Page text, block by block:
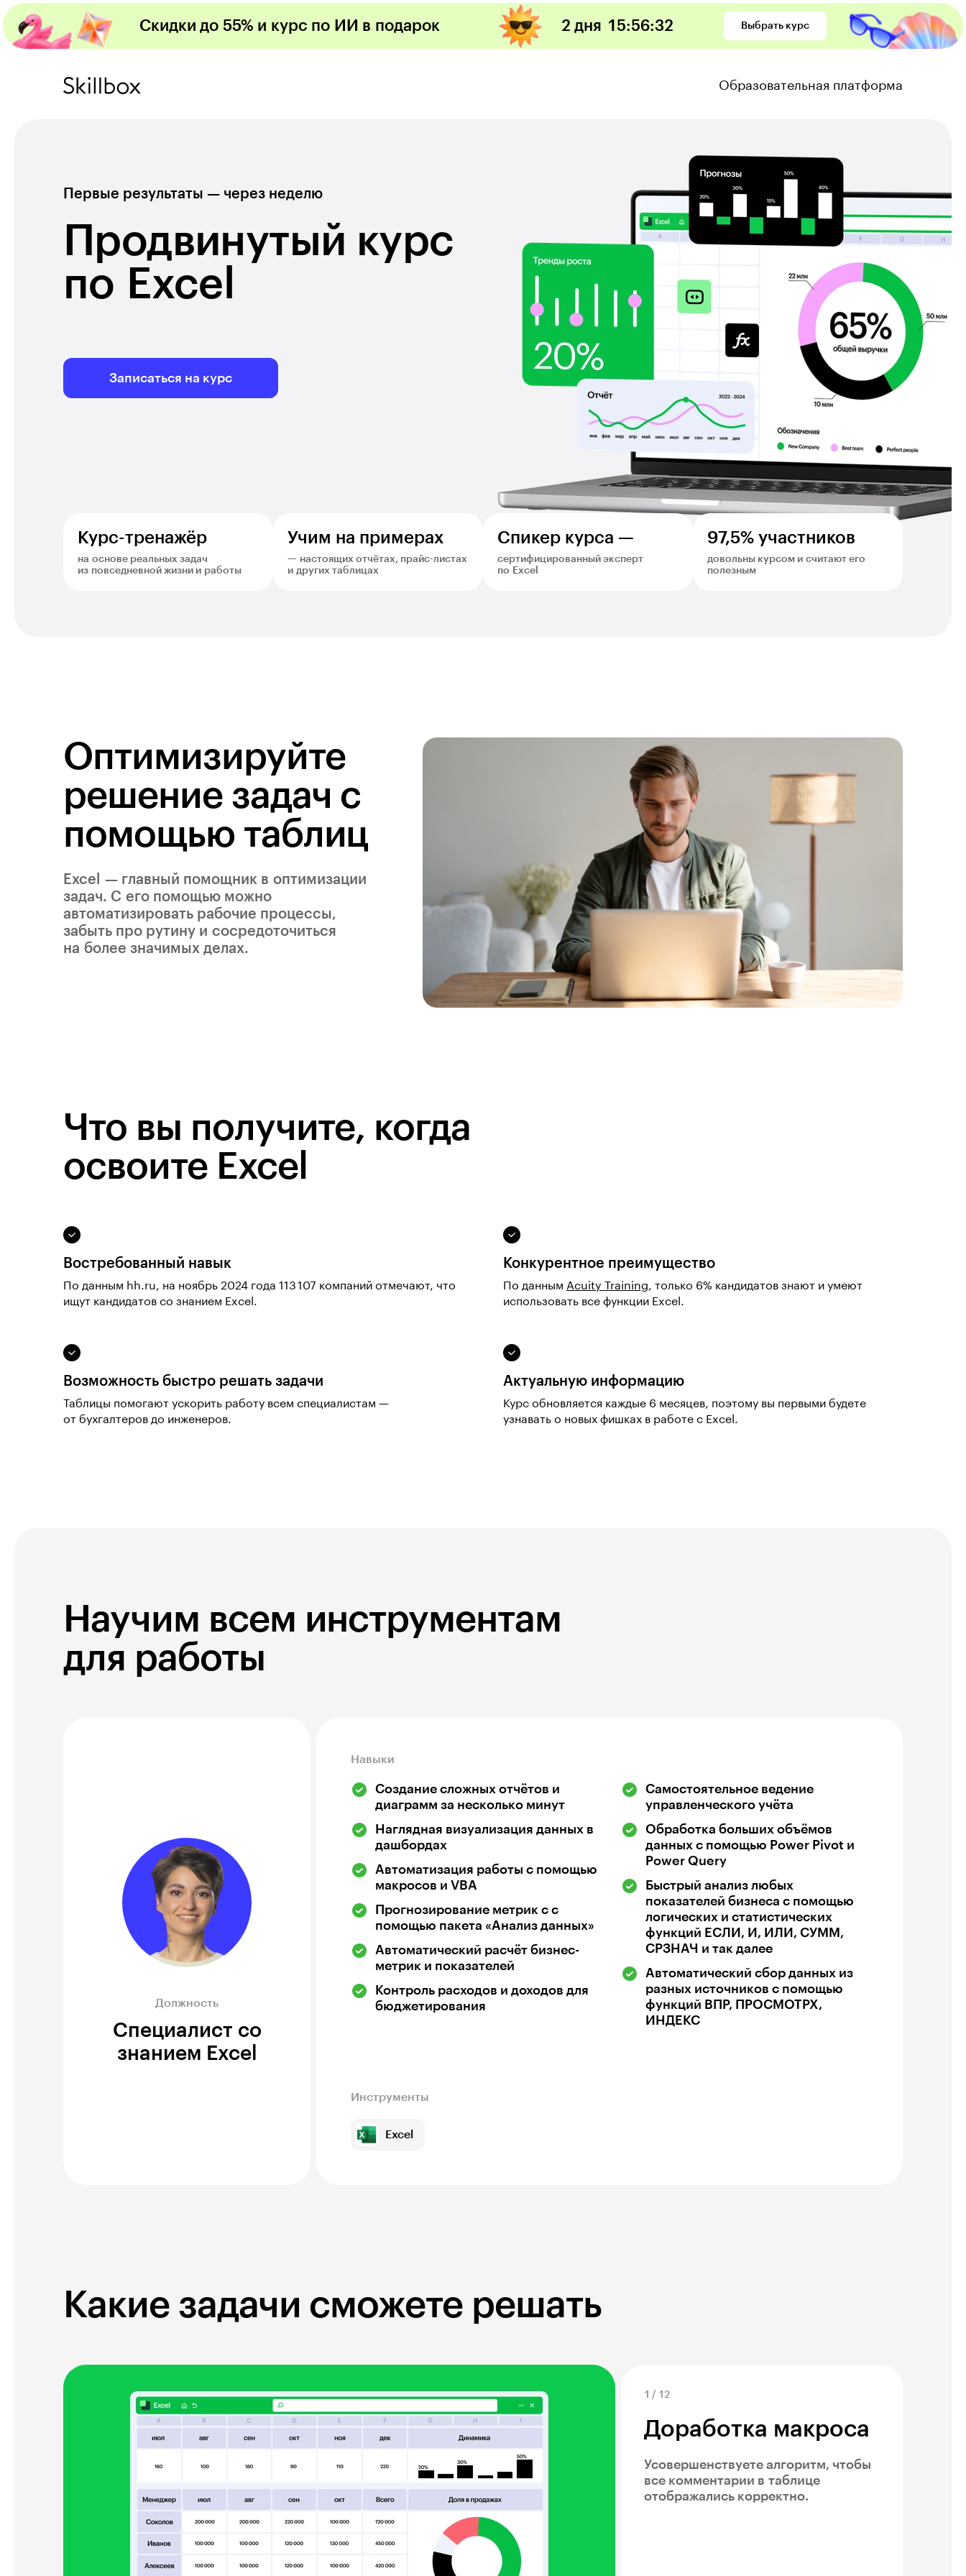
Скидки до 55% и курс по ИИ в подарок 2 дня 15:56:31 Выбрать курс
Образовательная платформа
Продвинутый курс
по Excel
Первые результаты — через неделю
Записаться на курс
Курс-тренажёр
на основе реальных задач
из повседневной жизни и работы
Учим на примерах
— настоящих отчётах, прайс-листах
и других таблицах
Спикер курса —
сертифицированный эксперт
по Excel
97,5% участников
довольны курсом и считают его
полезным
Оптимизируйте
решение задач с
помощью таблиц
Excel — главный помощник в оптимизации
задач. С его помощью можно
автоматизировать рабочие процессы,
забыть про рутину и сосредоточиться
на более значимых делах.
Что вы получите, когда
освоите Excel
Востребованный навык
По данным hh.ru, на ноябрь 2024 года 113 107 компаний отмечают, что
ищут кандидатов со знанием Excel.
Конкурентное преимущество
По данным Acuity Training, только 6% кандидатов знают и умеют
использовать все функции Excel.
Возможность быстро решать задачи
Таблицы помогают ускорить работу всем специалистам —
от бухгалтеров до инженеров.
Актуальную информацию
Курс обновляется каждые 6 месяцев, поэтому вы первыми будете
узнавать о новых фишках в работе с Excel.
Научим всем инструментам
для работы
Должность
Специалист со
знанием Excel
Навыки
Создание сложных отчётов и
диаграмм за несколько минут
Наглядная визуализация данных в
дашбордах
Автоматизация работы с помощью
макросов и VBA
Прогнозирование метрик с с
помощью пакета «Анализ данных»
Автоматический расчёт бизнес-
метрик и показателей
Контроль расходов и доходов для
бюджетирования
Самостоятельное ведение
управленческого учёта
Обработка больших объёмов
данных с помощью Power Pivot и
Power Query
Быстрый анализ любых
показателей бизнеса с помощью
логических и статистических
функций ЕСЛИ, И, ИЛИ, СУММ,
СРЗНАЧ и так далее
Автоматический сбор данных из
разных источников с помощью
функций ВПР, ПРОСМОТРХ,
ИНДЕКС
Инструменты
Excel
Какие задачи сможете решать
1 / 12
Доработка макроса
Усовершенствуете алгоритм, чтобы
все комментарии в таблице
отображались корректно.